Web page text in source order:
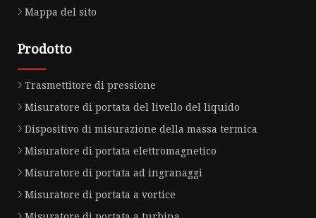
Mappa del sito
Prodotto
Trasmettitore di pressione
Misuratore di portata del livello del liquido
Dispositivo di misurazione della massa termica
Misuratore di portata elettromagnetico
Misuratore di portata ad ingranaggi
Misuratore di portata a vortice